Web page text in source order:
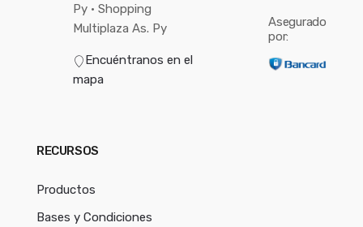
Py • Shopping
Multiplaza As. Py
Encuéntranos en el
mapa
Asegurado
por:
RECURSOS
Productos
Bases y Condiciones